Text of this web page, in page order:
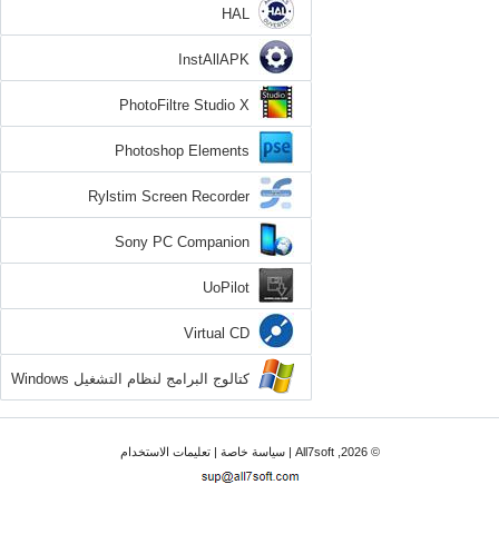
HAL
InstAllAPK
PhotoFiltre Studio X
Photoshop Elements
Rylstim Screen Recorder
Sony PC Companion
UoPilot
Virtual CD
كتالوج البرامج لنظام التشغيل Windows
7
© 2026, All7soft | سياسة خاصة|تعليمات الاستخدام